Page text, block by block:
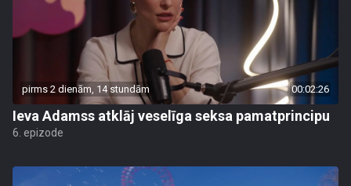
pirms 2 dienām, 14 stundām 00:02:26
Ieva Adamss atklāj veselīga seksa pamatprincipu
6. epizode